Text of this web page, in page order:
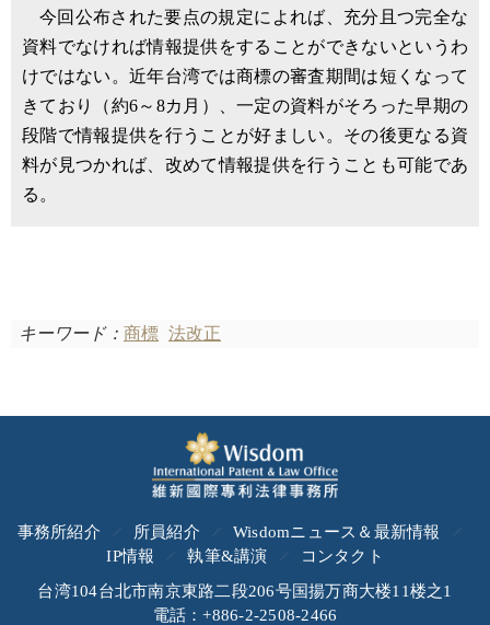
今回公布された要点の規定によれば、充分且つ完全な
資料でなければ情報提供をすることができないというわ
けではない。近年台湾では商標の審査期間は短くなって
きており（約6～8カ月）、一定の資料がそろった早期の
段階で情報提供を行うことが好ましい。その後更なる資
料が見つかれば、改めて情報提供を行うことも可能であ
る。
キーワード： 商標 法改正
事務所紹介 所員紹介
Wisdomニュース＆最新情報
IP情報
執筆&講演
コンタクト
台湾104台北市南京東路二段206号国揚万商大楼11楼之1
電話：+886-2-2508-2466